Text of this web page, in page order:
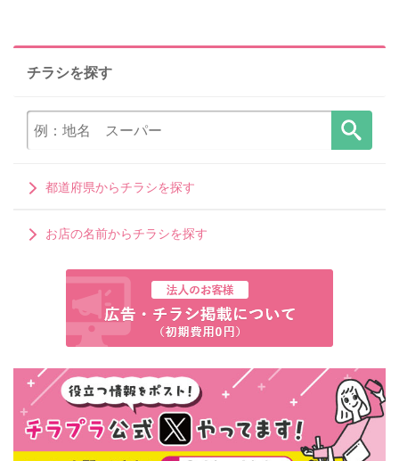
チラシを探す
都道府県からチラシを探す
お店の名前からチラシを探す